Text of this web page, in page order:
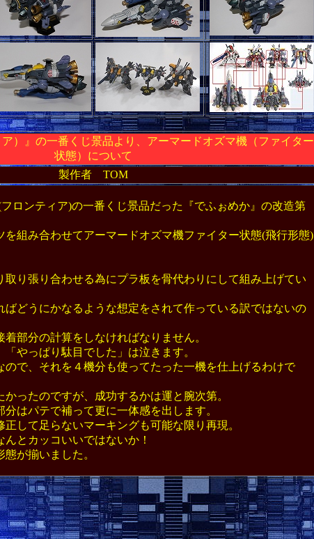
ア）』の一番くじ景品より、アーマードオズマ機（ファイター
状態）について
製作者 TOM
ンティア)の一番くじ景品だった『でふぉめか』の改造第
組み合わせてアーマードオズマ機ファイター状態(飛行形態)
り張り合わせる為にプラ板を骨代わりにして組み上げてい
どうにかなるような想定をされて作っている訳ではないの
部分の計算をしなければなりません。
やっぱり駄目でした」は泣きます。
で、それを４機分も使ってたった一機を仕上げるわけで
ったのですが、成功するかは運と腕次第。
はパテで補って更に一体感を出します。
して足らないマーキングも可能な限り再現。
とカッコいいではないか！
が揃いました。